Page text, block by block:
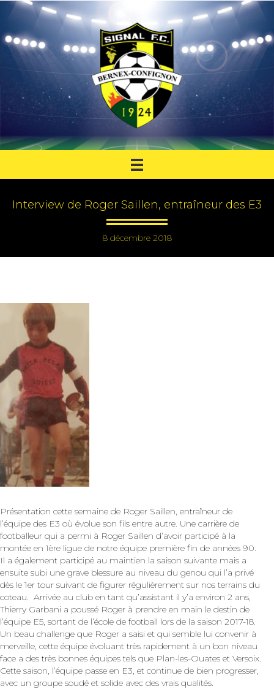
Interview de Roger Saillen, entraîneur des E3
8 décembre 2018
Présentation cette semaine de Roger Saillen, entraîneur de
l’équipe des E3 où évolue son fils entre autre. Une carrière de
footballeur qui a permi à Roger Saillen d’avoir participé à la
montée en 1ère ligue de notre équipe première fin de années 90.
Il a également participé au maintien la saison suivante mais a
ensuite subi une grave blessure au niveau du genou qui l’a privé
dès le 1er tour suivant de figurer régulièrement sur nos terrains du
coteau. Arrivée au club en tant qu’assistant il y’a environ 2 ans,
Thierry Garbani a poussé Roger à prendre en main le destin de
l’équipe E5, sortant de l’école de football lors de la saison 2017-18.
Un beau challenge que Roger a saisi et qui semble lui convenir à
merveille, cette équipe évoluant très rapidement à un bon niveau
face a des très bonnes équipes tels que Plan-les-Ouates et Versoix.
Cette saison, l’équipe passe en E3, et continue de bien progresser,
avec un groupe soudé et solide avec des vrais qualités.